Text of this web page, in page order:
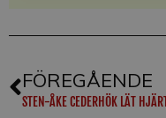
FÖREGÅENDE